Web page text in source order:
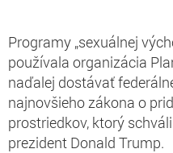
Programy „sexuálnej
používala organizácia
naďalej dostávať
najnovšieho zákona o
prostriedkov, ktorý
prezident Donald Trump.